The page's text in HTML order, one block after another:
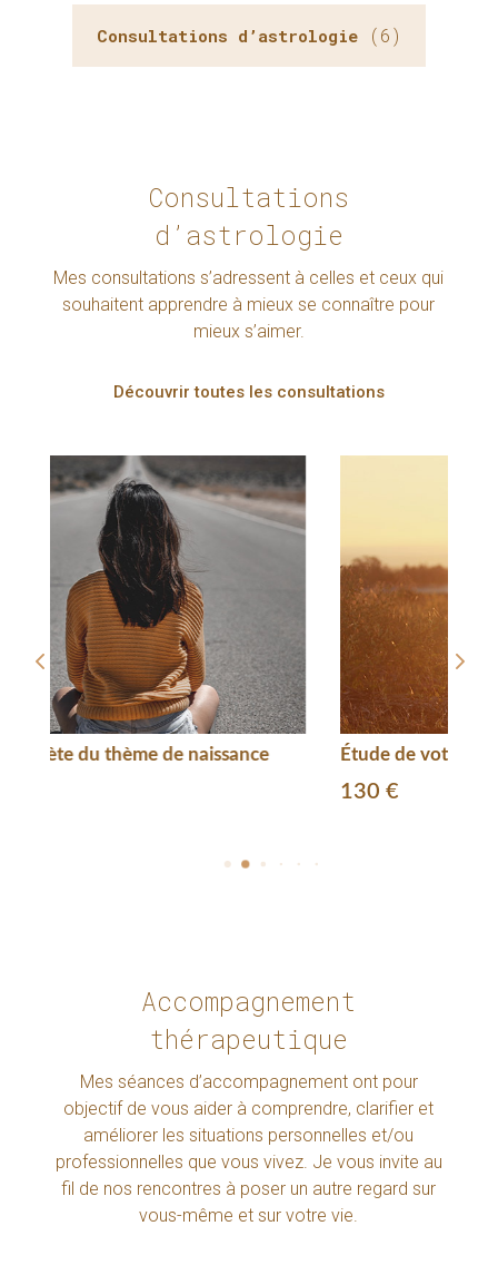
Consultations d’astrologie (6)
Consultations
d’astrologie
Mes consultations s’adressent à celles et ceux qui
souhaitent apprendre à mieux se connaître pour
mieux s’aimer.
Découvrir toutes les consultations
Étude de votre Révolution Solaire
Accompagnement
thérapeutique
Mes séances d’accompagnement ont pour
objectif de vous aider à comprendre, clarifier et
améliorer les situations personnelles et/ou
professionnelles que vous vivez. Je vous invite au
fil de nos rencontres à poser un autre regard sur
vous-même et sur votre vie.